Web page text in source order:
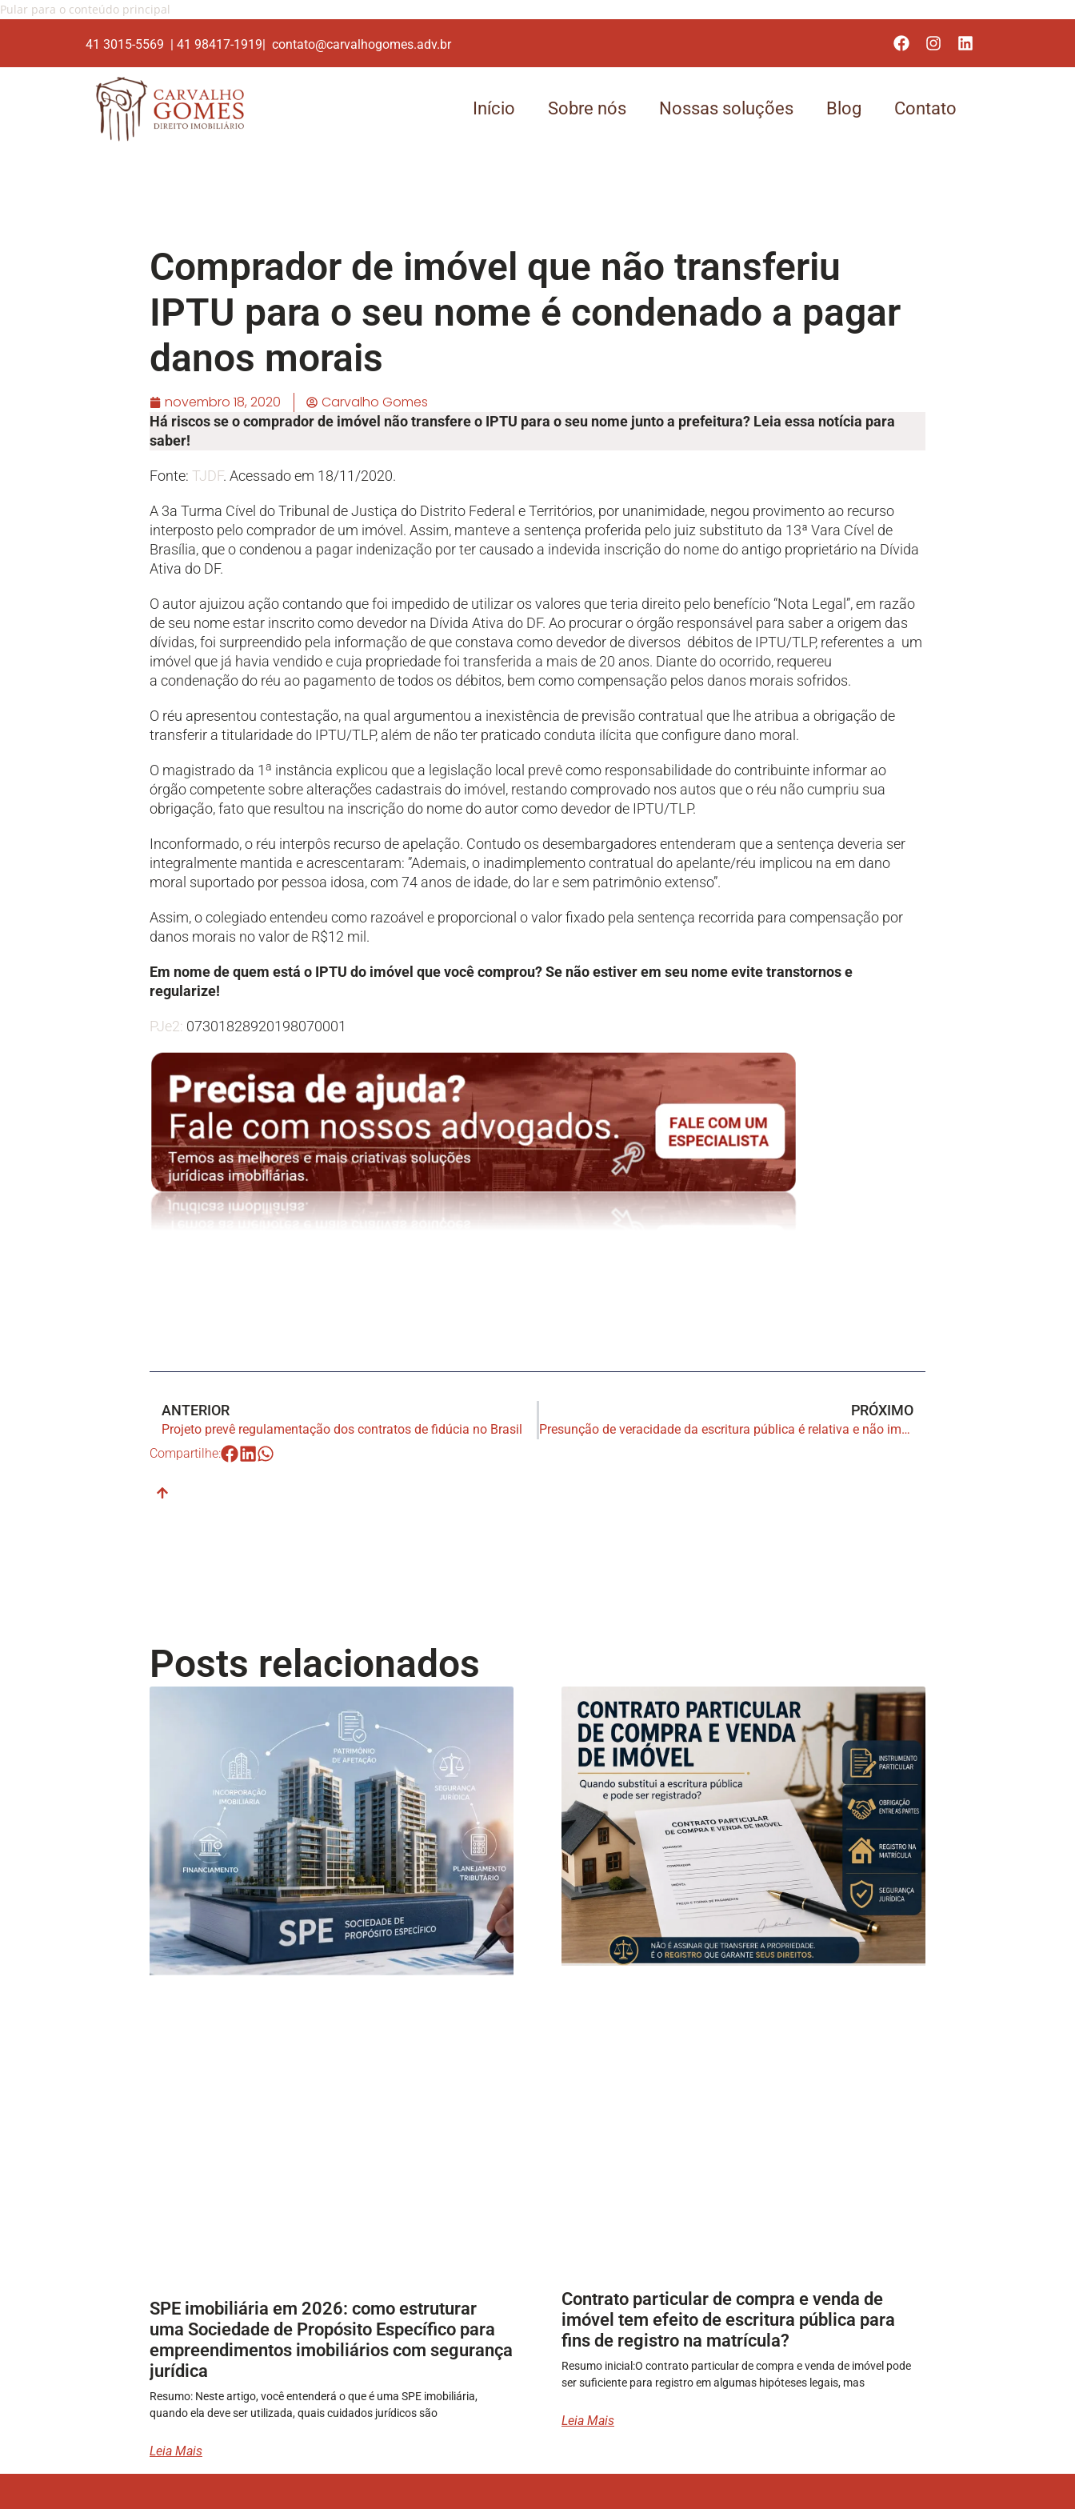
Pular para o conteúdo principal
41 3015-5569 | 41 98417-1919| contato@carvalhogomes.adv.br
Início Sobre nós Nossas soluções Blog Contato
Comprador de imóvel que não transferiu
IPTU para o seu nome é condenado a pagar
danos morais
novembro 18, 2020 Carvalho Gomes
Há riscos se o comprador de imóvel não transfere o IPTU para o seu nome junto a prefeitura? Leia essa notícia para
saber!
Fonte: TJDF. Acessado em 18/11/2020.
A 3a Turma Cível do Tribunal de Justiça do Distrito Federal e Territórios, por unanimidade, negou provimento ao recurso
interposto pelo comprador de um imóvel. Assim, manteve a sentença proferida pelo juiz substituto da 13ª Vara Cível de
Brasília, que o condenou a pagar indenização por ter causado a indevida inscrição do nome do antigo proprietário na Dívida
Ativa do DF.
O autor ajuizou ação contando que foi impedido de utilizar os valores que teria direito pelo benefício “Nota Legal”, em razão
de seu nome estar inscrito como devedor na Dívida Ativa do DF. Ao procurar o órgão responsável para saber a origem das
dívidas, foi surpreendido pela informação de que constava como devedor de diversos débitos de IPTU/TLP, referentes a um
imóvel que já havia vendido e cuja propriedade foi transferida a mais de 20 anos. Diante do ocorrido, requereu
a condenação do réu ao pagamento de todos os débitos, bem como compensação pelos danos morais sofridos.
O réu apresentou contestação, na qual argumentou a inexistência de previsão contratual que lhe atribua a obrigação de
transferir a titularidade do IPTU/TLP, além de não ter praticado conduta ilícita que configure dano moral.
O magistrado da 1 a instância explicou que a legislação local prevê como responsabilidade do contribuinte informar ao
órgão competente sobre alterações cadastrais do imóvel, restando comprovado nos autos que o réu não cumpriu sua
obrigação, fato que resultou na inscrição do nome do autor como devedor de IPTU/TLP.
Inconformado, o réu interpôs recurso de apelação. Contudo os desembargadores entenderam que a sentença deveria ser
integralmente mantida e acrescentaram: ”Ademais, o inadimplemento contratual do apelante/réu implicou na em dano
moral suportado por pessoa idosa, com 74 anos de idade, do lar e sem patrimônio extenso”.
Assim, o colegiado entendeu como razoável e proporcional o valor fixado pela sentença recorrida para compensação por
danos morais no valor de R$12 mil.
Em nome de quem está o IPTU do imóvel que você comprou? Se não estiver em seu nome evite transtornos e
regularize!
PJe2: 07301828920198070001
ANTERIOR
Projeto prevê regulamentação dos contratos de fidúcia no Brasil
PRÓXIMO
Presunção de veracidade da escritura pública é relativa e não impede contestação sobre quitação do imóvel
Compartilhe:
Posts relacionados
SPE imobiliária em 2026: como estruturar
uma Sociedade de Propósito Específico para
empreendimentos imobiliários com segurança
jurídica
Resumo: Neste artigo, você entenderá o que é uma SPE imobiliária,
quando ela deve ser utilizada, quais cuidados jurídicos são
Leia Mais
Contrato particular de compra e venda de
imóvel tem efeito de escritura pública para
fins de registro na matrícula?
Resumo inicial:O contrato particular de compra e venda de imóvel pode
ser suficiente para registro em algumas hipóteses legais, mas
Leia Mais